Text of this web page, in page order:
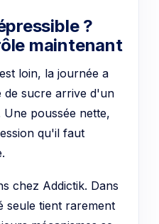
?
maintenant
loin, la journée a
de sucre arrive d'un
Une poussée nette,
qu'il faut
chez Addictik. Dans
seule tient rarement